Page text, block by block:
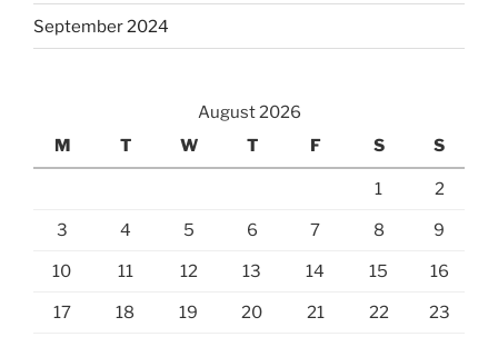
September 2024
August 2026
M
T W T F S S
1 2
3 4 5 6 7 8 9
10 11 12 13 14 15 16
17 18 19 20 21 22 23